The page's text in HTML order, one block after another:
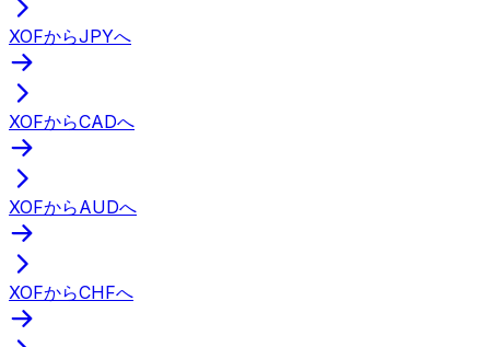
XOFからJPYへ
XOFからCADへ
XOFからAUDへ
XOFからCHFへ